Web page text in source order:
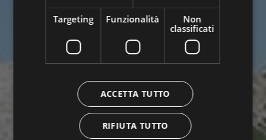
Targeting Funzionalità
Non
classificati
ACCETTA TUTTO
RIFIUTA TUTTO